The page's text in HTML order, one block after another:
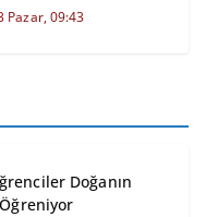
Pazar, 09:43
Doğanın